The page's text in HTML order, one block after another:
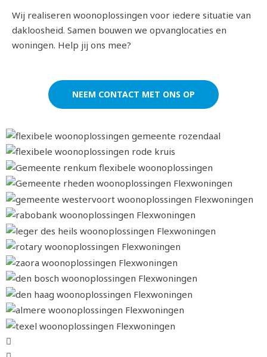
Wij realiseren woonoplossingen voor iedere situatie van
dakloosheid. Samen bouwen we opvanglocaties en
woningen. Help jij ons mee?
NEEM CONTACT MET ONS OP